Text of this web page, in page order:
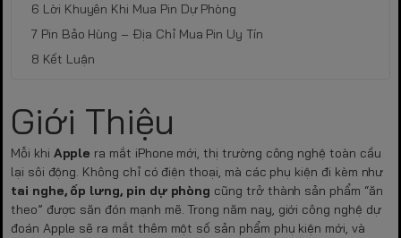
Lời Khuyên Khi Mua Pin Dự Phòng
Pin Bảo Hùng – Địa Chỉ Mua Pin Uy Tín
Kết Luận
Giới Thiệu
Mỗi khi Apple ra mắt iPhone mới, thị trường công nghệ toàn cầu
lại sôi động. Không chỉ có điện thoại, mà các phụ kiện đi kèm như
tai nghe, ốp lưng, pin dự phòng cũng trở thành sản phẩm “ăn
theo” được săn đón mạnh mẽ. Trong năm nay, giới công nghệ dự
đoán Apple sẽ ra mắt thêm một số sản phẩm phụ kiện mới, và